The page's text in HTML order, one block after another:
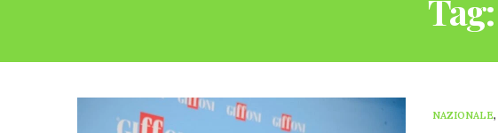
Tag:
NAZIONALE,